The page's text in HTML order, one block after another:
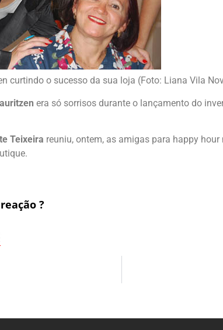
curtindo o sucesso da sua loja (Foto: Liana Vila
era só sorrisos durante o lançamento do
Teixeira reuniu, ontem, as amigas para happy
?